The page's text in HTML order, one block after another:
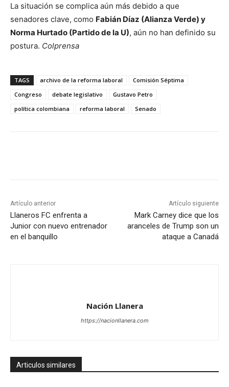
La situación se complica aún más debido a que
senadores clave, como Fabián Díaz (Alianza Verde) y
Norma Hurtado (Partido de la U), aún no han definido su
postura. Colprensa
TAGS archivo de la reforma laboral
Comisión Séptima
Congreso
debate legislativo
Gustavo Petro
política colombiana
reforma laboral Senado
Artículo anterior
Llaneros FC enfrenta a
Junior con nuevo entrenador
en el banquillo
Artículo siguiente
Mark Carney dice que los
aranceles de Trump son un
ataque a Canadá
Nación Llanera
https://nacionllanera.com
Articulos similares